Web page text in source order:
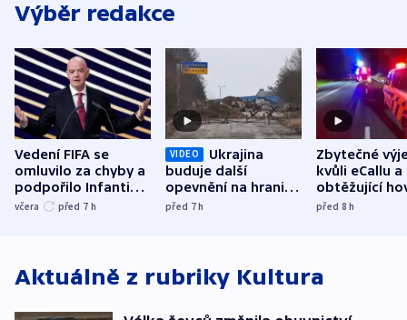
Výběr redakce
Vedení FIFA se
omluvilo za chyby a
podpořilo Infantina.
UEFA trvá na
včera před 7 h
VIDEO
Ukrajina
buduje další
opevnění na hranici
s Běloruskem
před 7h
Zbytečné
kvůli eCallu a
obtěžující
zdržují
před 8h
Aktuálně z rubriky Kultura